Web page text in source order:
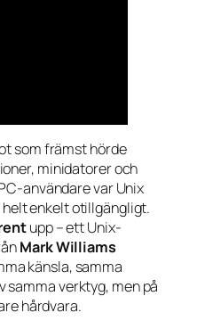
som främst hörde
minidatorer och
användare var Unix
enkelt otillgängligt.
upp – ett Unix-
Mark Williams
känsla, samma
samma verktyg, men på
hårdvara.